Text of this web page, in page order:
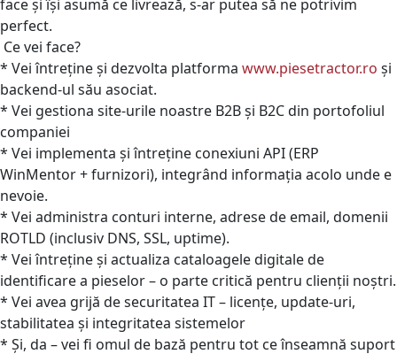
face și își asumă ce livrează, s-ar putea să ne potrivim
perfect.
Ce vei face?
* Vei întreține și dezvolta platforma www.piesetractor.ro și
backend-ul său asociat.
* Vei gestiona site-urile noastre B2B și B2C din portofoliul
companiei
* Vei implementa și întreține conexiuni API (ERP
WinMentor + furnizori), integrând informația acolo unde e
nevoie.
* Vei administra conturi interne, adrese de email, domenii
ROTLD (inclusiv DNS, SSL, uptime).
* Vei întreține și actualiza cataloagele digitale de
identificare a pieselor – o parte critică pentru clienții noștri.
* Vei avea grijă de securitatea IT – licențe, update-uri,
stabilitatea și integritatea sistemelor
* Și, da – vei fi omul de bază pentru tot ce înseamnă suport